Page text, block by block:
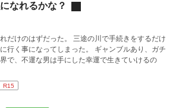
なれるかな？
だけのはずだった。 三途の川で手続きをするだけ
行く事になってしまった。 ギャンブルあり、ガチ
で、不運な男は手にした幸運で生きていけるの
R15